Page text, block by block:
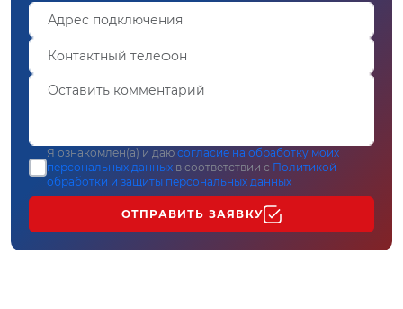
Я ознакомлен(а) и даю согласие на обработку моих
персональных данных в соответствии с Политикой
обработки и защиты персональных данных
ОТПРАВИТЬ ЗАЯВКУ